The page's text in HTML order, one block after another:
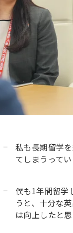
私も長期留学
てしまうって
僕も1年間留学
うと、十分な
は向上したと思